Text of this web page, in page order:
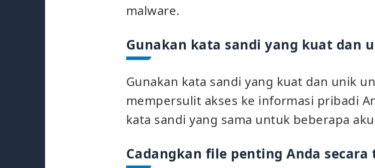
malware.
Gunakan kata sandi yang kuat dan
Gunakan kata sandi yang kuat dan unik
mempersulit akses ke informasi pribadi
kata sandi yang sama untuk beberapa
Cadangkan file penting Anda